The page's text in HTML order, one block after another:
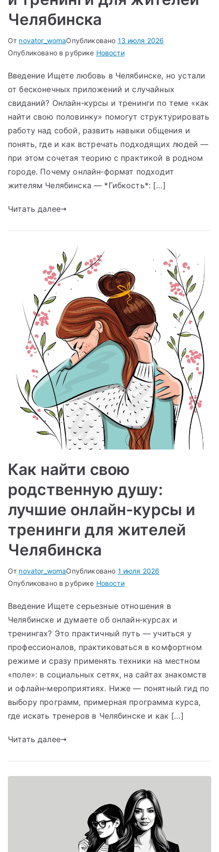
Челябинска
От novator_womaОпубликовано 13 июля 2026
Опубликовано в рубрике Новости
Введение Ищете любовь в Челябинске, но устали
от бесконечных приложений и случайных
свиданий? Онлайн‑курсы и тренинги по теме «как
найти свою половинку» помогут структурировать
работу над собой, развить навыки общения и
понять, где и как встречать подходящих людей —
при этом сочетая теорию с практикой в родном
городе. Почему онлайн‑формат подходит
жителям Челябинска — *Гибкость*: […]
Читать далее
Как найти свою
родственную душу:
лучшие онлайн‑курсы и
тренинги для жителей
Челябинска
От novator_womaОпубликовано 1 июля 2026
Опубликовано в рубрике Новости
Введение Ищете серьезные отношения в
Челябинске и думаете об онлайн‑курсах и
тренингах? Это практичный путь — учиться у
профессионалов, практиковаться в комфортном
режиме и сразу применять техники на местном
«поле»: в социальных сетях, на сайтах знакомств
и офлайн‑мероприятиях. Ниже — понятный гид по
выбору программ, примерная программа курса,
где искать тренеров в Челябинске и как […]
Читать далее